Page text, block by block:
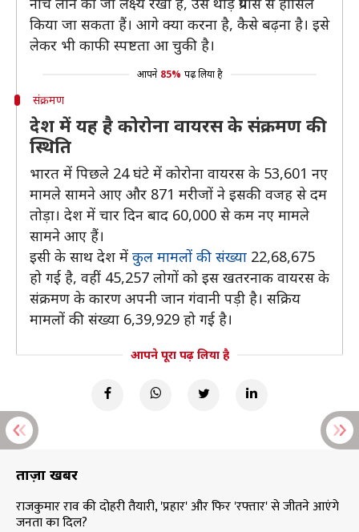
किया जा सकता हैं। आगे क्या करना है, कैसे बढ़ना है। इसे
लेकर भी काफी स्पष्टता आ चुकी है।
आपने 85% पढ़ लिया है
संक्रमण
देश में यह है कोरोना वायरस के संक्रमण की
स्थिति
भारत में पिछले 24 घंटे में कोरोना वायरस के 53,601 नए
मामले सामने आए और 871 मरीजों ने इसकी वजह से दम
तोड़ा। देश में चार दिन बाद 60,000 से कम नए मामले
सामने आए हैं।
इसी के साथ देश में कुल मामलों की संख्या 22,68,675
हो गई है, वहीं 45,257 लोगों को इस खतरनाक वायरस के
संक्रमण के कारण अपनी जान गंवानी पड़ी है। सक्रिय
मामलों की संख्या 6,39,929 हो गई है।
आपने पूरा पढ़ लिया है
ताज़ा खबरें
राजकुमार राव की दोहरी तैयारी, 'प्रहार' और फिर 'रफ्तार' से जीतने आएंगे
जनता का दिल?